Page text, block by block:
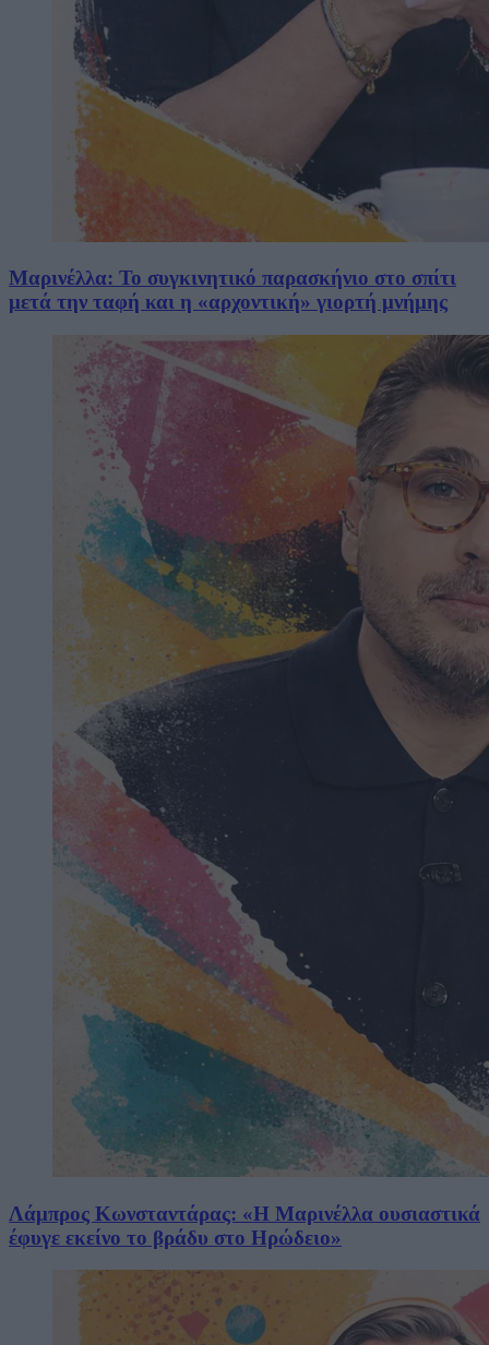
Μαρινέλλα: Το συγκινητικό παρασκήνιο στο σπίτι
μετά την ταφή και η «αρχοντική» γιορτή μνήμης
Λάμπρος Κωνσταντάρας: «Η Μαρινέλλα ουσιαστικά
έφυγε εκείνο το βράδυ στο Ηρώδειο»